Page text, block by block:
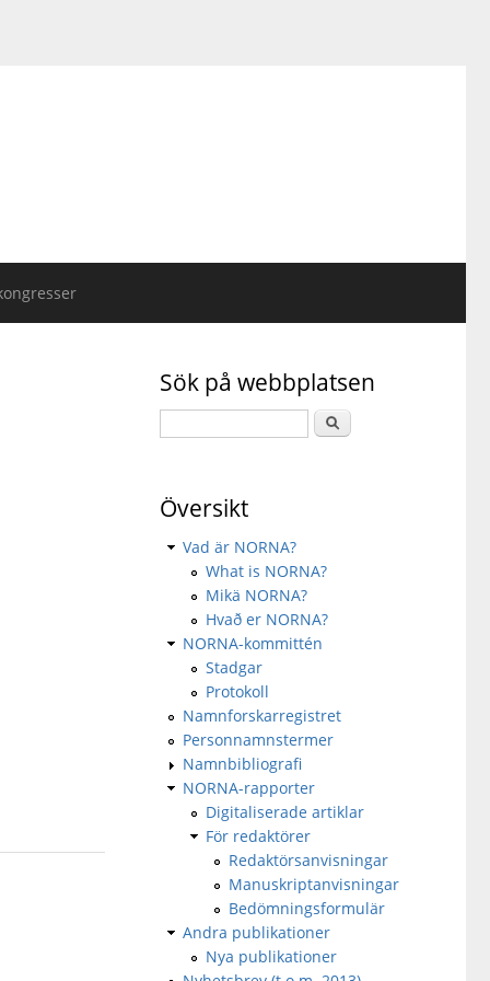
Sök på webbplatsen
Översikt
Vad är NORNA?
What is NORNA?
Mikä NORNA?
Hvað er NORNA?
NORNA-kommittén
Stadgar
Protokoll
Namnforskarregistret
Personnamnstermer
Namnbibliografi
NORNA-rapporter
Digitaliserade artiklar
För redaktörer
Redaktörsanvisningar
Manuskriptanvisningar
Bedömningsformulär
Andra publikationer
Nya publikationer